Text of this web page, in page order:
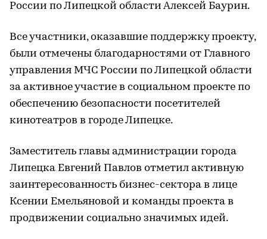
России по Липецкой области Алексей Баурин.
Все участники, оказавшие поддержку проекту,
были отмечены благодарностями от Главного
управления МЧС России по Липецкой области
за активное участие в социальном проекте по
обеспечению безопасности посетителей
кинотеатров в городе Липецке.
Заместитель главы администрации города
Липецка Евгений Павлов отметил активную
заинтересованность бизнес-сектора в лице
Ксении Емельяновой и команды проекта в
продвижении социально значимых идей.